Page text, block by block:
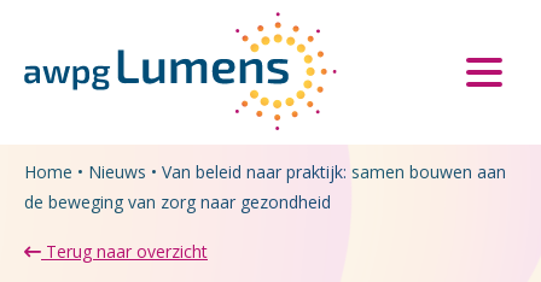
Home • Nieuws • Van beleid naar praktijk: samen bouwen aan
de beweging van zorg naar gezondheid
Terug naar overzicht